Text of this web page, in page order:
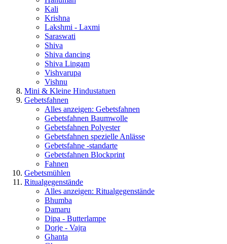
Kali
Krishna
Lakshmi - Laxmi
Saraswati
Shiva
Shiva dancing
Shiva Lingam
Vishvarupa
Vishnu
Mini & Kleine Hindustatuen
Gebetsfahnen
Alles anzeigen: Gebetsfahnen
Gebetsfahnen Baumwolle
Gebetsfahnen Polyester
Gebetsfahnen spezielle Anlässe
Gebetsfahne -standarte
Gebetsfahnen Blockprint
Fahnen
Gebetsmühlen
Ritualgegenstände
Alles anzeigen: Ritualgegenstände
Bhumba
Damaru
Dipa - Butterlampe
Dorje - Vajra
Ghanta